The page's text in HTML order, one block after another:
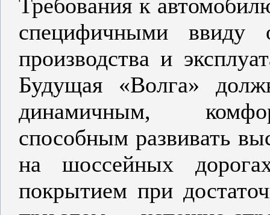
Требования к
специфичными ввиду
производства и
Будущая «Волга»
динамичным,
способным развивать
на шоссейных
покрытием при